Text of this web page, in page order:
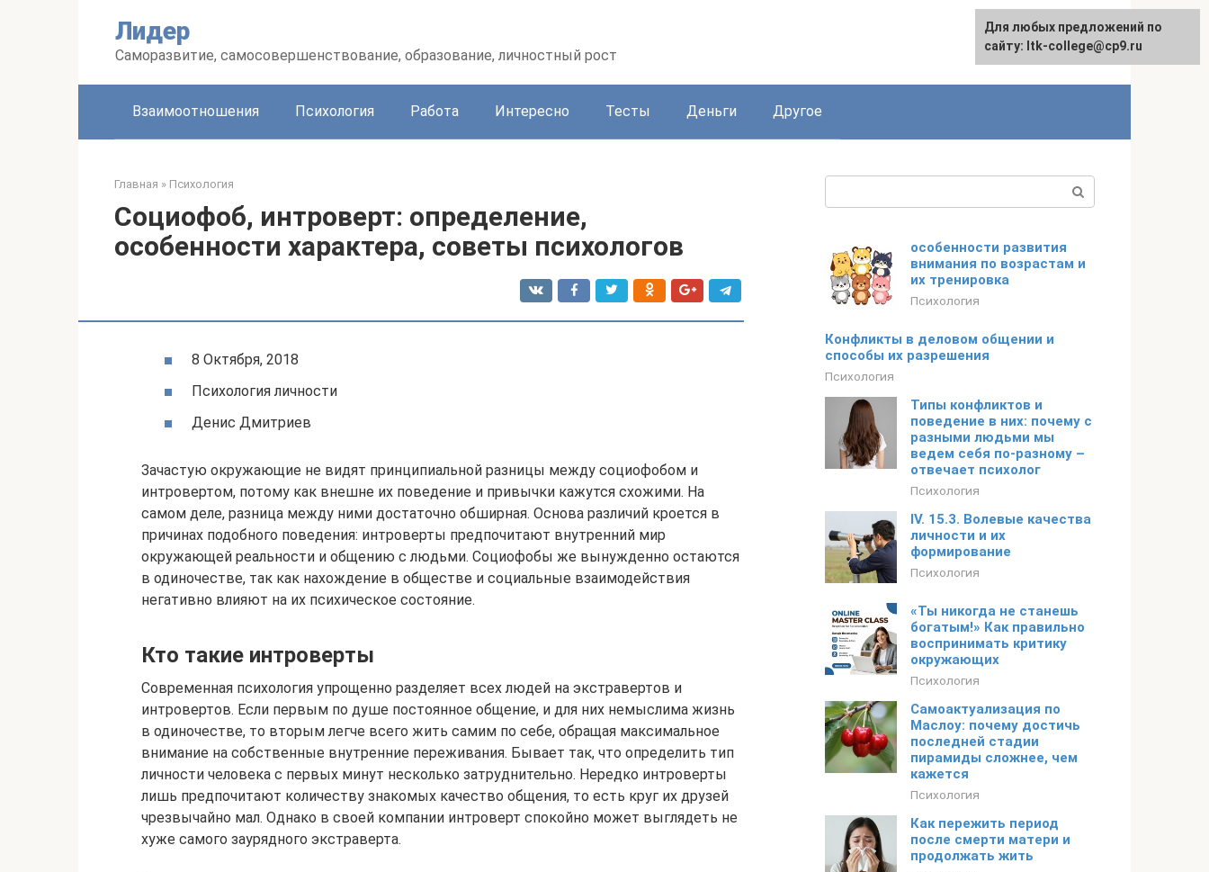
Лидер
Саморазвитие, самосовершенствование, образование, личностный рост
Взаимоотношения Психология Работа Интересно Тесты Деньги Другое
Главная » Психология
Социофоб, интроверт: определение,
особенности характера, советы психологов
8 Октября, 2018
Психология личности
Денис Дмитриев
Зачастую окружающие не видят принципиальной разницы между социофобом и
интровертом, потому как внешне их поведение и привычки кажутся схожими. На
самом деле, разница между ними достаточно обширная. Основа различий кроется в
причинах подобного поведения: интроверты предпочитают внутренний мир
окружающей реальности и общению с людьми. Социофобы же вынужденно остаются
в одиночестве, так как нахождение в обществе и социальные взаимодействия
негативно влияют на их психическое состояние.
Кто такие интроверты
Современная психология упрощенно разделяет всех людей на экстравертов и
интровертов. Если первым по душе постоянное общение, и для них немыслима жизнь
в одиночестве, то вторым легче всего жить самим по себе, обращая максимальное
внимание на собственные внутренние переживания. Бывает так, что определить тип
личности человека с первых минут несколько затруднительно. Нередко интроверты
лишь предпочитают количеству знакомых качество общения, то есть круг их друзей
чрезвычайно мал. Однако в своей компании интроверт спокойно может выглядеть не
хуже самого заурядного экстраверта.
особенности развития
внимания по возрастам и
их тренировка
Психология
Конфликты в деловом общении и
способы их разрешения
Психология
Типы конфликтов и
поведение в них: почему с
разными людьми мы
ведем себя по-разному –
отвечает психолог
Психология
IV. 15.3. Волевые качества
личности и их
формирование
Психология
«Ты никогда не станешь
богатым!» Как правильно
воспринимать критику
окружающих
Психология
Самоактуализация по
Маслоу: почему достичь
последней стадии
пирамиды сложнее, чем
кажется
Психология
Как пережить период
после смерти матери и
продолжать жить
Для любых предложений по
сайту: ltk-college@cp9.ru